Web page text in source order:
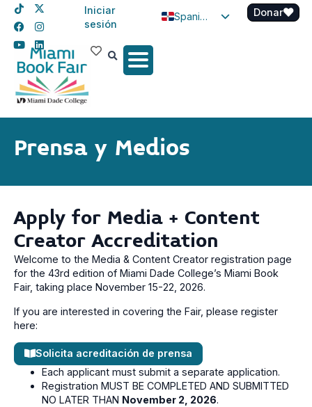
Iniciar
sesión
Spanish
Donar
Prensa y Medios
Apply for Media + Content
Creator Accreditation
Welcome to the Media & Content Creator registration page
for the 43rd edition of Miami Dade College’s Miami Book
Fair, taking place November 15-22, 2026.
If you are interested in covering the Fair, please register
here:
Solicita acreditación de prensa
Each applicant must submit a separate application.
Registration MUST BE COMPLETED AND SUBMITTED
NO LATER THAN November 2, 2026.